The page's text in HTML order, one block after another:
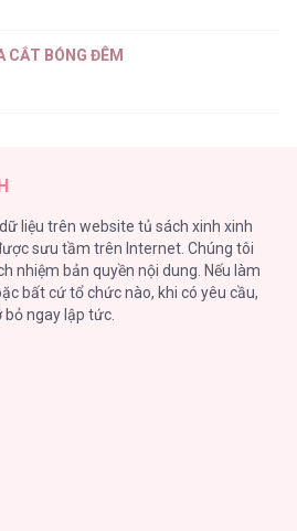
CẮT BÓNG ĐÊM
Côn Trùng
liệu trên website tủ sách xinh xinh
sưu tầm trên Internet. Chúng tôi
nhiệm bản quyền nội dung. Nếu làm
bất cứ tổ chức nào, khi có yêu cầu,
bỏ ngay lập tức.